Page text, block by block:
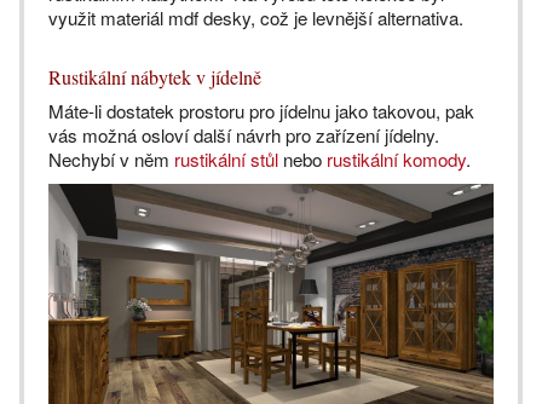
využit materiál mdf desky, což je levnější alternativa.
Rustikální nábytek v jídelně
Máte-li dostatek prostoru pro jídelnu jako takovou, pak
vás možná osloví další návrh pro zařízení jídelny.
Nechybí v něm rustikální stůl nebo rustikální komody.